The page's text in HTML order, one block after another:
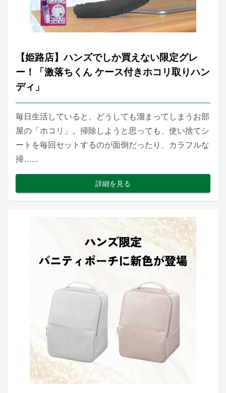
【姫路店】ハンズでしか買えない限定グレ
ー！「激落ちくん ケース付きホコリ取りハン
ディ」
毎日生活していると、どうしても溜まってしまうお部
屋の「ホコリ」。掃除しようと思っても、使い捨てシ
ートを毎回セットするのが面倒だったり、カラフルな
掃…...
詳細を見る